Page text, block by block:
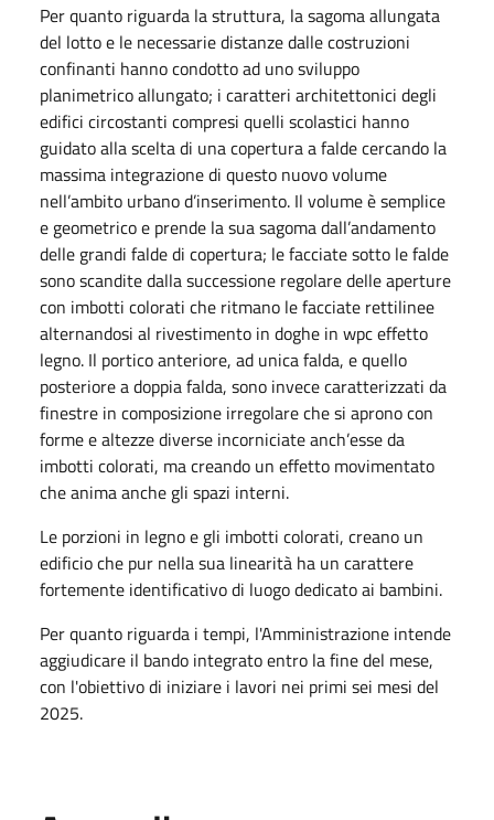
Per quanto riguarda la struttura, la sagoma allungata
del lotto e le necessarie distanze dalle costruzioni
confinanti hanno condotto ad uno sviluppo
planimetrico allungato; i caratteri architettonici degli
edifici circostanti compresi quelli scolastici hanno
guidato alla scelta di una copertura a falde cercando la
massima integrazione di questo nuovo volume
nell’ambito urbano d’inserimento. Il volume è semplice
e geometrico e prende la sua sagoma dall’andamento
delle grandi falde di copertura; le facciate sotto le falde
sono scandite dalla successione regolare delle aperture
con imbotti colorati che ritmano le facciate rettilinee
alternandosi al rivestimento in doghe in wpc effetto
legno. Il portico anteriore, ad unica falda, e quello
posteriore a doppia falda, sono invece caratterizzati da
finestre in composizione irregolare che si aprono con
forme e altezze diverse incorniciate anch’esse da
imbotti colorati, ma creando un effetto movimentato
che anima anche gli spazi interni.
Le porzioni in legno e gli imbotti colorati, creano un
edificio che pur nella sua linearità ha un carattere
fortemente identificativo di luogo dedicato ai bambini.
Per quanto riguarda i tempi, l'Amministrazione intende
aggiudicare il bando integrato entro la fine del mese,
con l'obiettivo di iniziare i lavori nei primi sei mesi del
2025.